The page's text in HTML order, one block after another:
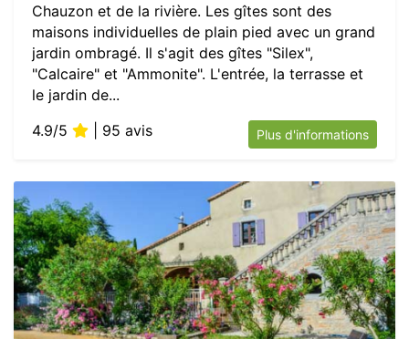
Chauzon et de la rivière. Les gîtes sont des
maisons individuelles de plain pied avec un grand
jardin ombragé. Il s'agit des gîtes "Silex",
"Calcaire" et "Ammonite". L'entrée, la terrasse et
le jardin de...
4.9/5
| 95 avis Plus d'informations